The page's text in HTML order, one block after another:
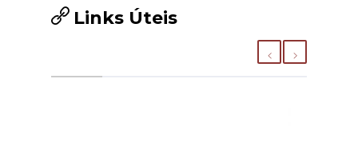
Links Úteis